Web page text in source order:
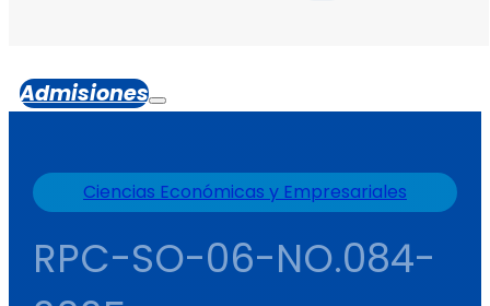
Admisiones
Ciencias Económicas y Empresariales
RPC-SO-06-NO.084-